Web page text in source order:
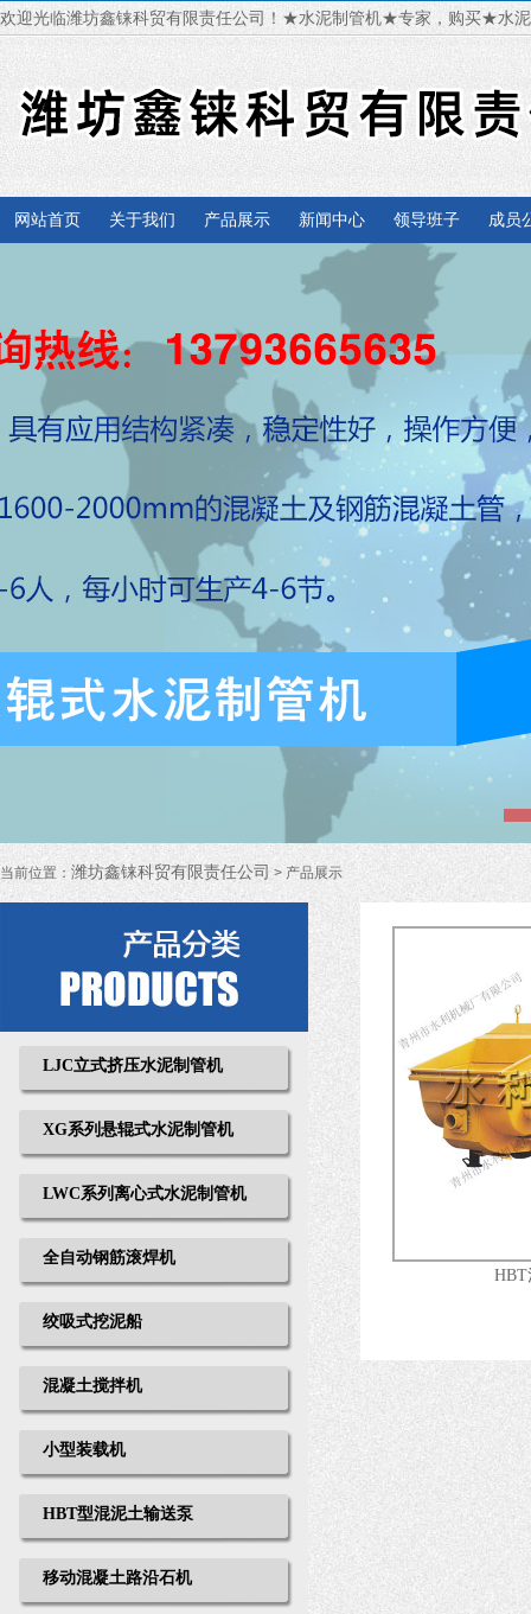
欢迎光临潍坊鑫铼科贸有限责任公司！★水泥制管机★专家，购买★
网站首页 关于我们 产品展示 新闻中心 领导班子 成员
当前位置： 潍坊鑫铼科贸有限责任公司 > 产品展示
LJC立式挤压水泥制管机
XG系列悬辊式水泥制管机
LWC系列离心式水泥制管机
全自动钢筋滚焊机
绞吸式挖泥船
混凝土搅拌机
小型装载机
HBT型混泥土输送泵
移动混凝土路沿石机
HBT